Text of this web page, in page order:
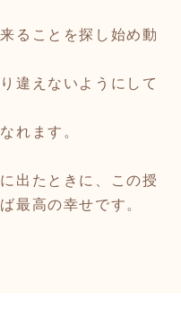
ることを探し始め動
違えないようにして
れます。
出たときに、この授
最高の幸せです。